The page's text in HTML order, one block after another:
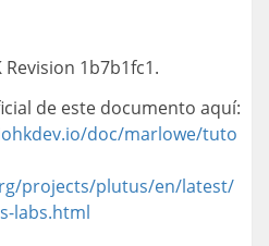
1b7b1fc1.
de este documento aquí:
doc/marlowe/tuto
projects/plutus/en/latest/
labs.html